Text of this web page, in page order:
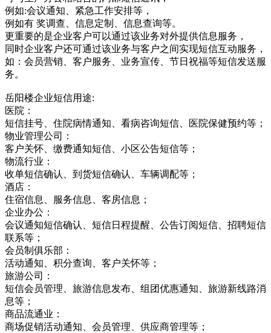
例如:会议通知、紧急工作安排等，
例如有 奖调查、信息定制、信息查询等。
更重要的是企业客户可以通过该业务对外提供信息服务，
同时企业客户还可通过该业务与客户之间实现短信互动服务，
如：会员营销、客户服务、业务宣传、节日祝福等短信发送服
务。
岳阳楼企业短信用途:
医院：
短信挂号、住院病情通知、看病咨询短信、医院保健预约等；
物业管理公司：
客户关怀、缴费通知短信、小区公告短信等；
物流行业：
收单短信确认、到货短信确认、车辆调配等；
酒店：
住宿信息、服务信息、客房信息；
企业办公：
会议通知短信确认、短信日程提醒、公告订阅短信、招聘短信
联系等；
会员制俱乐部：
活动通知、积分查询、客户关怀等；
旅游公司：
短信会员管理、旅游信息发布、组团优惠通知、旅游新线路消
息等；
商品流通业：
商场促销活动通知、会员管理、供应商管理等；